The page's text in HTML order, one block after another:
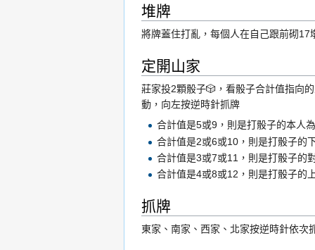
堆牌
將牌蓋住打亂，每個人在自己跟前砌17
定開山家
莊家投2顆骰子🎲，看骰子合計值指向
動，向左按逆時針抓牌
合計值是5或9，則是打骰子的本人
合計值是2或6或10，則是打骰子的
合計值是3或7或11，則是打骰子的
合計值是4或8或12，則是打骰子的
抓牌
東家、南家、西家、北家按逆時針依次